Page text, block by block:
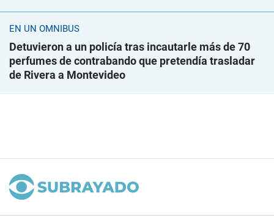
EN UN ÓMNIBUS
Detuvieron a un policía tras incautarle más de 70
perfumes de contrabando que pretendía trasladar
de Rivera a Montevideo